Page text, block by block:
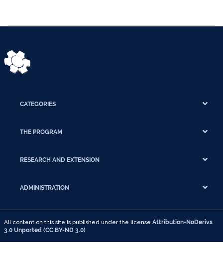
CATEGORIES
THE PROGRAM
RESEARCH AND EXTENSION
ADMINISTRATION
All content on this site is published under the license Attribution-NoDerivs
3.0 Unported (CC BY-ND 3.0)